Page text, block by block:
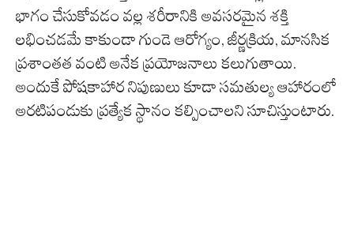
భాగం చేసుకోవడం వల్ల శరీరానికి అవసరమైన శక్తి
లభించడమే కాకుండా గుండె ఆరోగ్యం, జీర్ణక్రియ, మానసిక
ప్రశాంతత వంటి అనేక ప్రయోజనాలు కలుగుతాయి.
అందుకే పోషకాహార నిపుణులు కూడా సమతుల్య ఆహారంలో
అరటిపండుకు ప్రత్యేక స్థానం కల్పించాలని సూచిస్తుంటారు.